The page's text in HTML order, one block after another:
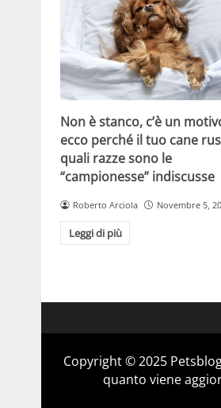
Non è stanco, c’è un
ecco perché il tuo cane
quali razze sono le
“campionesse” indiscusse
Roberto Arciola Novembre 5,
Leggi di più
Copyright © 2025
quanto viene